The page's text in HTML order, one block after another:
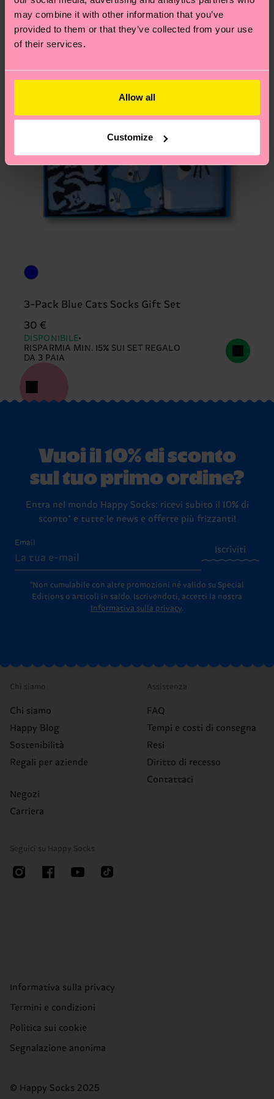
may combine it with other information that you’ve
provided to them or that they’ve collected from your use
of their services.
Allow all
Customize
3-Pack Blue Cats Socks Gift Set
30 €
DISPONIBILE
RISPARMIA MIN. 15% SUI SET REGALO
DA 3 PAIA
Vuoi il 10% di sconto
sul tuo primo ordine?
Entra nel mondo Happy Socks: ricevi subito il 10% di
sconto* e tutte le news e offerte più frizzanti!
Email
Iscriviti
*Non cumulabile con altre promozioni né valido su Special
Editions o articoli in saldo.
Iscrivendoti, accetti la nostra
Informativa sulla privacy.
Chi siamo
Chi siamo
Happy Blog
Sostenibilità
Regali per aziende
Negozi
Carriera
Assistenza
FAQ
Tempi e costi di consegna
Resi
Diritto di recesso
Contattaci
Seguici su Happy Socks
Informativa sulla privacy
Termini e condizioni
Politica sui cookie
Segnalazione anonima
© Happy Socks 2025